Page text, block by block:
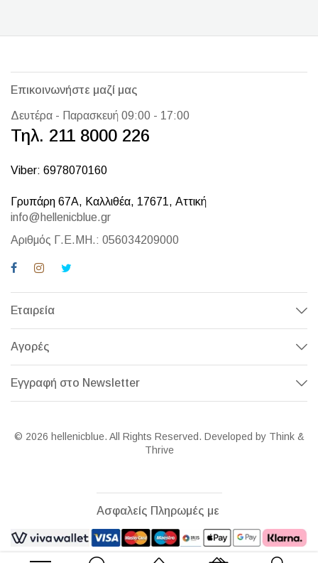
Αρχική σελίδαΤο καλάθι μου
Επικοινωνήστε μαζί μας
Δευτέρα - Παρασκευή 09:00 - 17:00
Τηλ. 211 8000 226
Viber: 6978070160
Γρυπάρη 67Α, Καλλιθέα, 17671, Αττική
info@hellenicblue.gr
Αριθμός Γ.Ε.ΜΗ.: 056034209000
Εταιρεία
Αγορές
Εγγραφή στο Newsletter
© 2026 hellenicblue. All Rights Reserved. Developed by Think &
Thrive
Ασφαλείς Πληρωμές με